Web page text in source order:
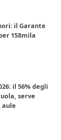
il Garante
158mila
il 56% degli
serve
aule